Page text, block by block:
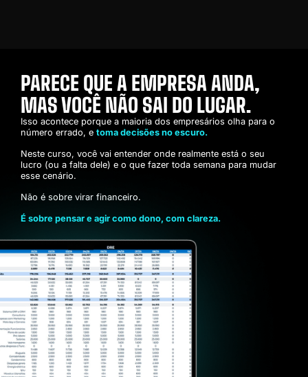
PARECE QUE A EMPRESA ANDA,
MAS VOCÊ NÃO SAI DO LUGAR.
Isso acontece porque a maioria dos empresários olha para o
número errado, etoma decisões no escuro.
Neste curso, você vai entender onde realmente está o seu
lucro (ou a falta dele) e o que fazer toda semana para mudar
esse cenário.
Não é sobre virar financeiro.
É sobre pensar e agir como dono, com clareza.